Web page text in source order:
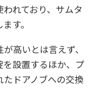
れており、サムタ
す。
高いとは言えず、
設置するほか、プ
ドアノブへの交換